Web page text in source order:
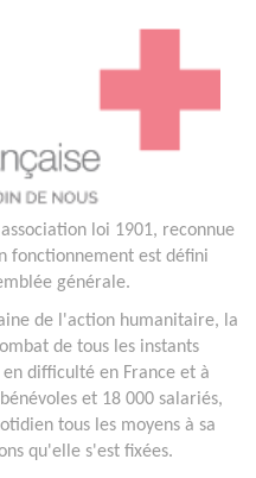
loi 1901, reconnue
fonctionnement est défini
générale.
de l'action humanitaire, la
de tous les instants
difficulté en France et à
et 18 000 salariés,
tous les moyens à sa
qu'elle s'est fixées.